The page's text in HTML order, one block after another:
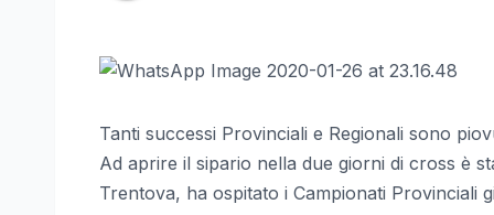
Tanti successi Provinciali e Regionali sono
Ad aprire il sipario nella due giorni di cross è
Trentova, ha ospitato i Campionati Provinciali